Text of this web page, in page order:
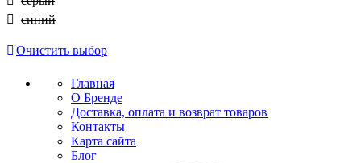
синий
Очистить выбор
Главная
О Бренде
Доставка, оплата и возврат товаров
Контакты
Карта сайта
Блог